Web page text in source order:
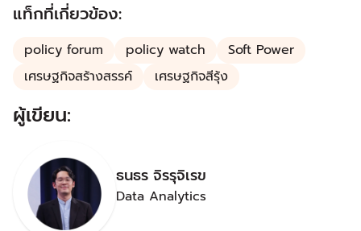
แท็กที่เกี่ยวข้อง:
policy forum policy watch
Soft Power
เศรษฐกิจสร้างสรรค์
เศรษฐกิจสีรุ้ง
ผู้เขียน:
ธนธร จิรรุจิเรข
Data Analytics